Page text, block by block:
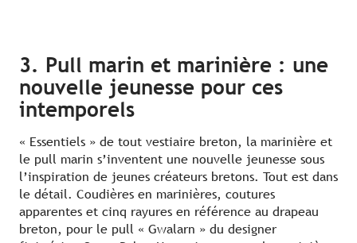
3. Pull marin et marinière : une
nouvelle jeunesse pour ces
intemporels
« Essentiels » de tout vestiaire breton, la marinière et
le pull marin s’inventent une nouvelle jeunesse sous
l’inspiration de jeunes créateurs bretons. Tout est dans
le détail. Coudières en marinières, coutures
apparentes et cinq rayures en référence au drapeau
breton, pour le pull « Gwalarn » du designer